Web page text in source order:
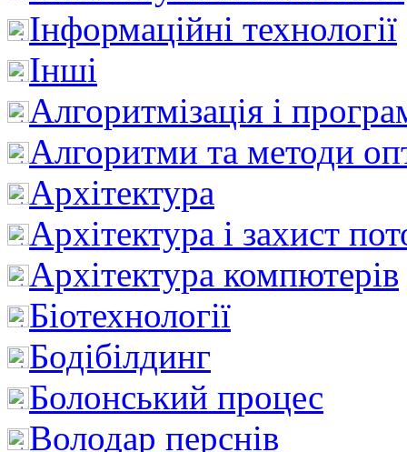
Інформаційні технології
Інші
Алгоритмізація і
Алгоритми та методи
Архітектура
Архітектура і захист
Архітектура компютерів
Біотехнології
Бодібілдинг
Болонський процес
Володар перснів